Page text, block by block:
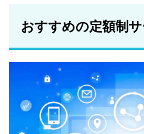
おすすめの定額制